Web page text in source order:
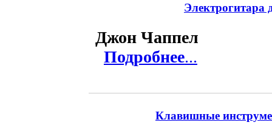
Электрогитара
Джон Чаппел
Подробнее...
Клавишные